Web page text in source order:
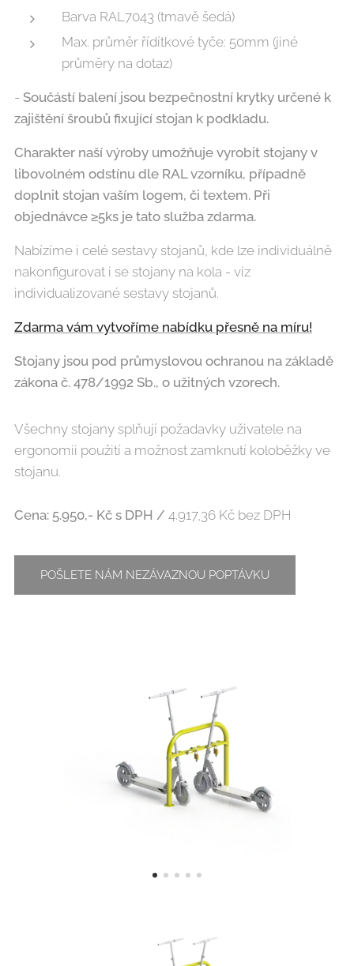
Barva RAL7043 (tmavě šedá)
Max. průměr řídítkové tyče: 50mm (jiné
průměry na dotaz)
- Součástí balení jsou bezpečnostní krytky určené k
zajištění šroubů fixující stojan k podkladu.
Charakter naší výroby umožňuje vyrobit stojany v
libovolném odstínu dle RAL vzorníku, případně
doplnit stojan vaším logem, či textem. Při
objednávce ≥5ks je tato služba zdarma.
Nabízíme i celé sestavy stojanů, kde lze individuálně
nakonfigurovat i se stojany na kola - viz
individualizované sestavy stojanů.
Zdarma vám vytvoříme nabídku přesně na míru!
Stojany jsou pod průmyslovou ochranou na základě
zákona č. 478/1992 Sb., o užitných vzorech.
Všechny stojany splňují požadavky uživatele na
ergonomii použití a možnost zamknutí koloběžky ve
stojanu.
Cena: 5.950,- Kč s DPH / 4.917,36 Kč bez DPH
POŠLETE NÁM NEZÁVAZNOU POPTÁVKU